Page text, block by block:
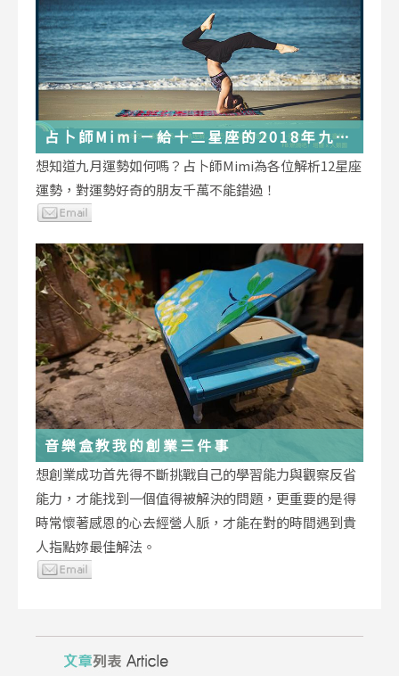
占卜師Mimi－給十二星座的2018年九月
運勢小叮嚀
想知道九月運勢如何嗎？占卜師Mimi為各位解析12星座
運勢，對運勢好奇的朋友千萬不能錯過！
音樂盒教我的創業三件事
想創業成功首先得不斷挑戰自己的學習能力與觀察反省
能力，才能找到一個值得被解決的問題，更重要的是得
時常懷著感恩的心去經營人脈，才能在對的時間遇到貴
人指點妳最佳解法。